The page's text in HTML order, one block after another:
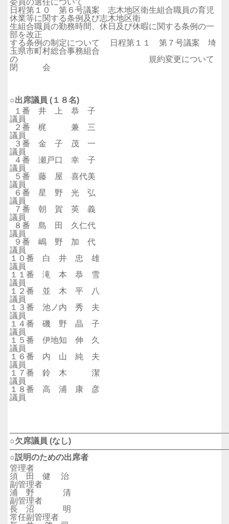
委員の選任について
日程第１０ 第６号議案 志木地区衛生組合職員の育児
休業等に関する条例及び志木地区衛
生組合職員の勤務時間、休日及び休暇に関する条例の一
部を改正
する条例の制定について 日程第１１ 第７号議案 埼
玉県市町村総合事務組合
の 規約変更について
閉 会
○出席議員 (１８名)
１番 井 上 恭 子
議員
２番 梶 兼 三
議員
３番 金 子 茂 一
議員
４番 瀬戸口 幸 子
議員
５番 藤 屋 喜代美
議員
６番 星 野 光 弘
議員
７番 朝 賀 英 義
議員
８番 島 田 久仁代
議員
９番 嶋 野 加 代
議員
１０番 白 井 忠 雄
議員
１１番 滝 本 恭 雪
議員
１２番 並 木 平 八
議員
１３番 池ノ内 秀 夫
議員
１４番 磯 野 晶 子
議員
１５番 伊地知 伸 久
議員
１６番 内 山 純 夫
議員
１７番 鈴 木 潔
議員
１８番 高 浦 康 彦
議員
○欠席議員 (なし)
○説明のための出席者
管理者
須 田 健 治
副管理者
浦 野 清
副管理者
長 沼 明
常任副管理者